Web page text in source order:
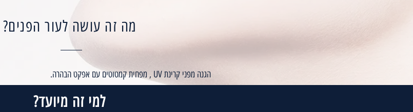
מה זה עושה לעור הפנים?
הגנה מפני קרינת UV , מפחית קמטוטים עם אפקט הבהרה.
למי זה מיועד?